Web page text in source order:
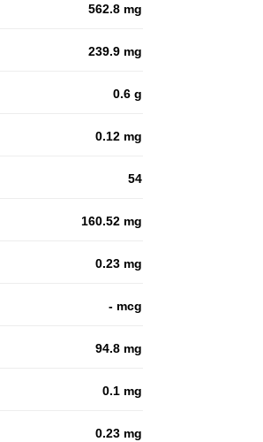
562.8 mg
239.9 mg
0.6 g
0.12 mg
54
160.52 mg
0.23 mg
- mcg
94.8 mg
0.1 mg
0.23 mg